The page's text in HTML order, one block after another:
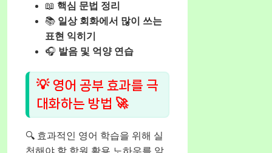
📖 핵심 문법 정리
📚 일상 회화에서 많이 쓰는
표현 익히기
🎧 발음 및 억양 연습
💡 영어 공부 효과를 극
대화하는 방법 🚀
🔍 효과적인 영어 학습을 위해 실
천해야 할 학원 활용 노하우를 알